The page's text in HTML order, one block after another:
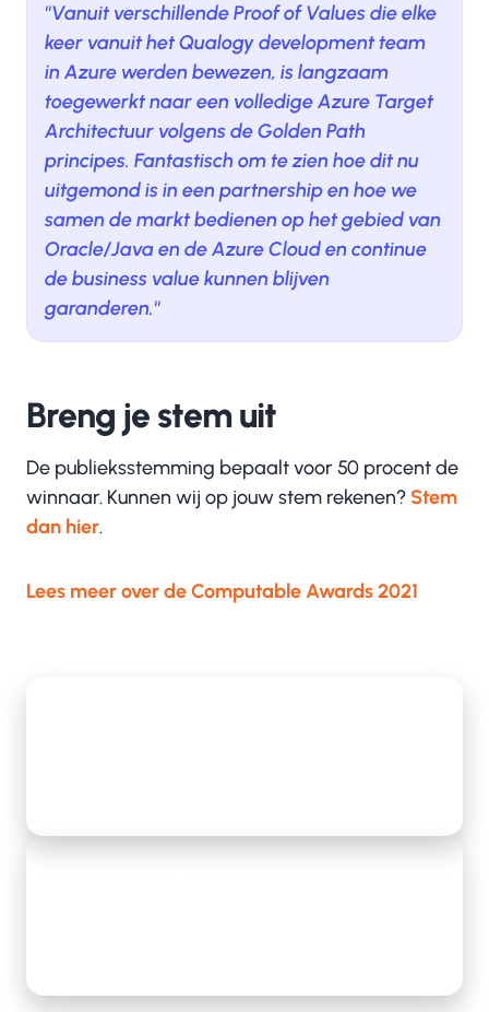
''Vanuit verschillende Proof of Values die elke
keer vanuit het Qualogy development team
in Azure werden bewezen, is langzaam
toegewerkt naar een volledige Azure Target
Architectuur volgens de Golden Path
principes. Fantastisch om te zien hoe dit nu
uitgemond is in een partnership en hoe we
samen de markt bedienen op het gebied van
Oracle/Java en de Azure Cloud en continue
de business value kunnen blijven
garanderen.''
Breng je stem uit
De publieksstemming bepaalt voor 50 procent de
winnaar. Kunnen wij op jouw stem rekenen? Stem
dan hier.
Lees meer over de Computable Awards 2021